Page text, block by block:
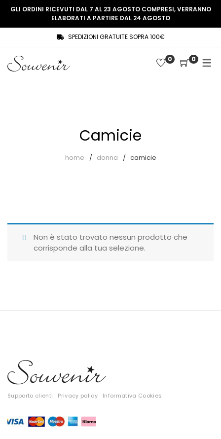
SHOP
Souvenir Privée
Giubbotti
Tute
Tutti
Gift Card
COLLEZIONE
THREE WOMEN, ONE MEMORY
GLI ORDINI RICEVUTI DAL 7 AL 23 AGOSTO COMPRESI, VERRANNO
ELABORATI A PARTIRE DAL 24 AGOSTO
SPEDIZIONI GRATUITE SOPRA 100€
0 0
Camicie
home donna camicie
Non è stato trovato nessun prodotto che
corrisponde alla tua selezione.
Supporto clienti Privacy policy Informativa Cookies